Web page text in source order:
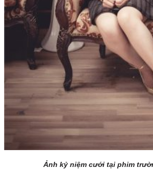
Ảnh kỷ niệm cưới tại phim